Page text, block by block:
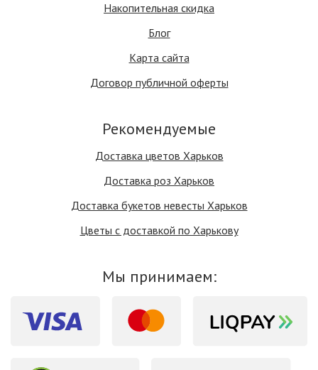
Накопительная скидка
Блог
Карта сайта
Договор публичной оферты
Рекомендуемые
Доставка цветов Харьков
Доставка роз Харьков
Доставка букетов невесты Харьков
Цветы с доставкой по Харькову
Мы принимаем: